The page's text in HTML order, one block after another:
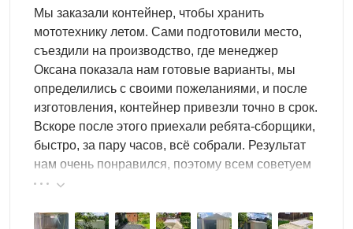
Для чего нужен ящик на террасу
Ящик для террасы нужен, чтобы хранить всё, что
используется сезонно или время от времени, но должно
быть под рукой:
Пледы, подушки, чехлы для уличной мебели.
Инвентарь для ухода за террасой и участком:
шланги, мелкий садовый инструмент, расходники.
Спортивные и детские вещи, аксессуары для
опрятно даже в разгар сезона. ​
Мы заказали контейнер, чтобы хранить
мототехнику летом. Сами подготовили место,
съездили на производство, где менеджер
Оксана показала нам готовые варианты, мы
определились с своими пожеланиями, и после
изготовления, контейнер привезли точно в срок.
Вскоре после этого приехали ребята-сборщики,
быстро, за пару часов, всё собрали. Результат
нам очень понравился, поэтому всем советуем
эту фирму.